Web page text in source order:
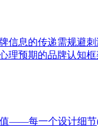
息的传递需规避
理预期的品牌认知框
——每一个设计细